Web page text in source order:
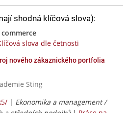
shodná klíčová slova):
slova dle četnosti
nového zákaznického portfolia
Sting
| Ekonomika a management /